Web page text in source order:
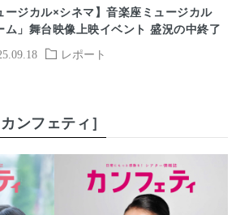
レポート
ージカル×シネマ】音楽座ミュージカル
ム」舞台映像上映イベント 盛況の中終了
ンフェティ］